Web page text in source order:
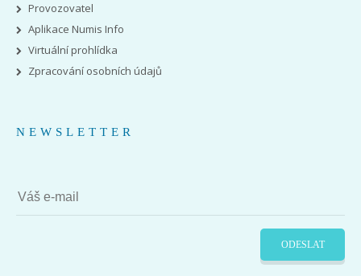
Provozovatel
Aplikace Numis Info
Virtuální prohlídka
Zpracování osobních údajů
NEWSLETTER
ODESLAT